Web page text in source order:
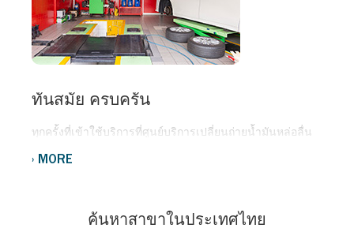
ทันสมัย ครบครัน
ทุกครั้งที่เข้าใช้บริการที่ศูนย์บริการเปลี่ยนถ่ายน้ำมันหล่อลื่น
ทีมงานที่มีประสบการณ์ ให้คุณวางใจและเชื่อถือได้
MORE
ค้นหาสาขาในประเทศไทย